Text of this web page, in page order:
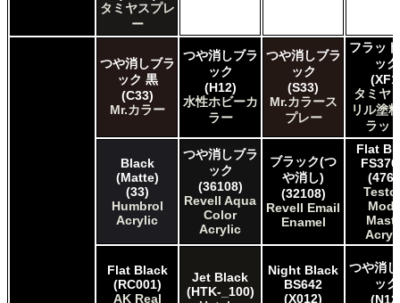
Acrylicos Vallejo Vallejo Mecha Color
Acrylicos Vallejo Vallejo Metal Color
Acrylicos Vallejo Vallejo Model Air
Acrylicos Vallejo Vallejo Model Color
Acrylicos Vallejo Vallejo Panzer Aces
Citadel Colour Citadel
HATAKA HOBBY Hataka
Humbrol - Hornby Hobbies Humbrol Acrylic
Humbrol of Hornby Hobbies Humbrol Enamel
Lifecolor Lifecolor
Mission Models Mission Models
Revell of Germany Revell Aqua Color Acrylic
Revell of Germany Revell Email Enamel
Testors of Rust-Oleum Group Testors Model Master
タミヤスプレ
ー
つや消しブラ
ック 黒
(C33)
Mr.カラー
つや消しブラ
ック
(H12)
水性ホビーカ
ラー
つや消しブラ
ック
(S33)
Mr.カラース
プレー
フラッ
ック
タミヤ
リル塗
ラッ
Black
(Matte)
(33)
Humbrol
Acrylic
つや消しブラ
ック
(36108)
Revell Aqua
Color
Acrylic
ブラック(つ
や消し)
(32108)
Revell Email
Enamel
Flat
Flat Black
(RC001)
AK Real
Jet Black
(HTK-_100)
Night Black
BS642
(X012)
つや消
ック